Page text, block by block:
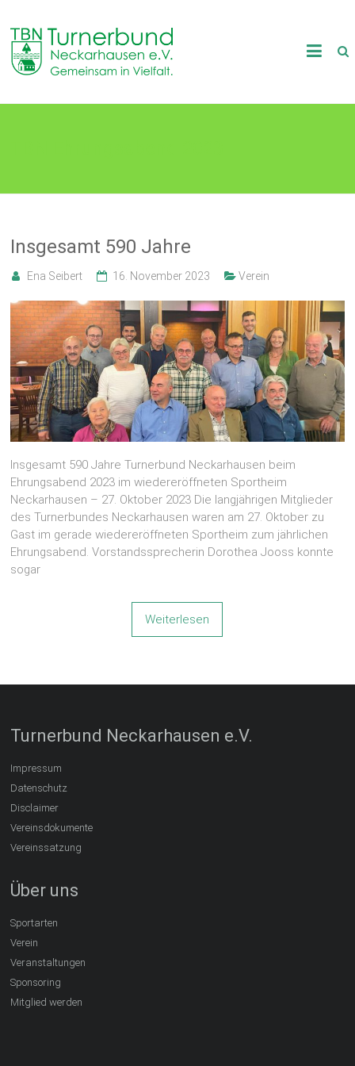
content
TB
Neckarhausen
in
Insgesamt 590 Jahre
Ena Seibert 16. November 2023 Verein
Insgesamt 590 Jahre Turnerbund Neckarhausen beim
Ehrungsabend 2023 im wiedereröffneten Sportheim
Neckarhausen – 27. Oktober 2023 Die langjährigen Mitglieder
des Turnerbundes Neckarhausen waren am 27. Oktober zu
Gast im gerade wiedereröffneten Sportheim zum jährlichen
Ehrungsabend. Vorstandssprecherin Dorothea Jooss konnte
sogar
Weiterlesen
Turnerbund Neckarhausen e.V.
Impressum
Datenschutz
Disclaimer
Vereinsdokumente
Vereinssatzung
Über uns
Sportarten
Verein
Veranstaltungen
Sponsoring
Mitglied werden